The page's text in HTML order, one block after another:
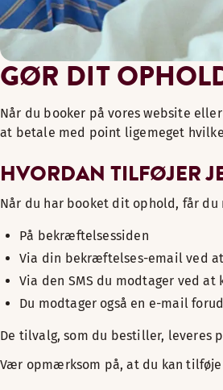
GØR DIT
Når du booker på vores website
at betale med point ligemeget
HVORDAN TILFØJER
Når du har booket dit ophold, får
På bekræftelsessiden
Via din bekræftelses-email ved
Via den SMS du modtager ved
Du modtager også en e-mail
De tilvalg, som du bestiller,
Vær opmærksom på, at du kan
Vilkår og betingelser for booking.